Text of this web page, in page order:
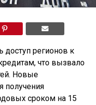
доступ регионов к
что вызвало
Новые
получения
сроком на 15